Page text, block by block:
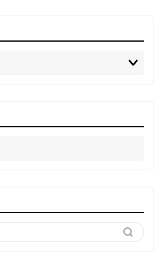
～DA PUMP YORIの晴れ
ばれラジオ～